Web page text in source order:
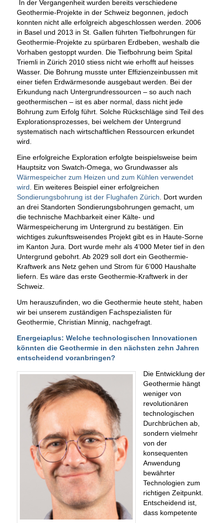
In der Vergangenheit wurden bereits verschiedene
Geothermie-Projekte in der Schweiz begonnen, jedoch
konnten nicht alle erfolgreich abgeschlossen werden. 2006
in Basel und 2013 in St. Gallen führten Tiefbohrungen für
Geothermie-Projekte zu spürbaren Erdbeben, weshalb die
Vorhaben gestoppt wurden. Die Tiefbohrung beim Spital
Triemli in Zürich 2010 stiess nicht wie erhofft auf heisses
Wasser. Die Bohrung musste unter Effizienzeinbussen mit
einer tiefen Erdwärmesonde ausgebaut werden. Bei der
Erkundung nach Untergrundressourcen – so auch nach
geothermischen – ist es aber normal, dass nicht jede
Bohrung zum Erfolg führt. Solche Rückschläge sind Teil des
Explorationsprozesses, bei welchem der Untergrund
systematisch nach wirtschaftlichen Ressourcen erkundet
wird.
Eine erfolgreiche Exploration erfolgte beispielsweise beim
Hauptsitz von Swatch-Omega, wo Grundwasser als
Wärmespeicher zum Heizen und zum Kühlen verwendet
wird . Ein weiteres Beispiel einer erfolgreichen
Sondierungsbohrung ist der Flughafen Zürich . Dort wurden
an drei Standorten Sondierungsbohrungen gemacht, um
die technische Machbarkeit einer Kälte- und
Wärmespeicherung im Untergrund zu bestätigen. Ein
wichtiges zukunftsweisendes Projekt gibt es in Haute-Sorne
im Kanton Jura. Dort wurde mehr als 4’000 Meter tief in den
Untergrund gebohrt. Ab 2029 soll dort ein Geothermie-
Kraftwerk ans Netz gehen und Strom für 6’000 Haushalte
liefern. Es wäre das erste Geothermie-Kraftwerk in der
Schweiz.
Um herauszufinden, wo die Geothermie heute steht, haben
wir bei unserem zuständigen Fachspezialisten für
Geothermie, Christian Minnig, nachgefragt.
Energeiaplus: Welche technologischen Innovationen
könnten die Geothermie in den nächsten zehn Jahren
entscheidend voranbringen?
Die Entwicklung der
Geothermie hängt
weniger von
revolutionären
technologischen
Durchbrüchen ab,
sondern vielmehr
von der
konsequenten
Anwendung
bewährter
Technologien zum
richtigen Zeitpunkt.
Entscheidend ist,
dass kompetente